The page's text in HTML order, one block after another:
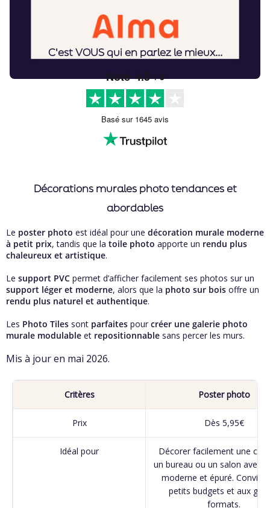
C'est VOUS qui en parlez le mieux...
Décorations murales photo tendances et
abordables
Le poster photo est idéal pour une décoration murale moderne
à petit prix, tandis que la toile photo apporte un rendu plus
chaleureux et artistique.
Le support PVC permet d’afficher facilement ses photos sur un
support léger et moderne, alors que la photo sur bois offre un
rendu plus naturel et authentique.
Les Photo Tiles sont parfaites pour créer une galerie photo
murale modulable et repositionnable sans percer les murs.
Mis à jour en mai 2026.
Critères Poster photo
Prix Dès 5,95€
Idéal pour
Décorer facilement une
un bureau ou un salon avec
moderne et épuré.
petits budgets et aux
formats.